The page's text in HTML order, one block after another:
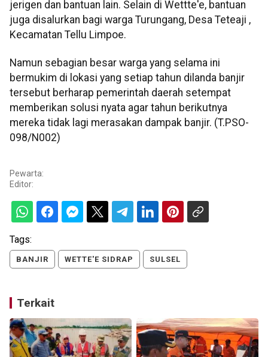
jerigen dan bantuan lain. Selain di Wettte'e, bantuan
juga disalurkan bagi warga Turungang, Desa Teteaji ,
Kecamatan Tellu Limpoe.
Namun sebagian besar warga yang selama ini
bermukim di lokasi yang setiap tahun dilanda banjir
tersebut berharap pemerintah daerah setempat
memberikan solusi nyata agar tahun berikutnya
mereka tidak lagi merasakan dampak banjir. (T.PSO-
098/N002)
Pewarta:
Editor:
Tags:
BANJIR WETTE'E SIDRAP SULSEL
Terkait